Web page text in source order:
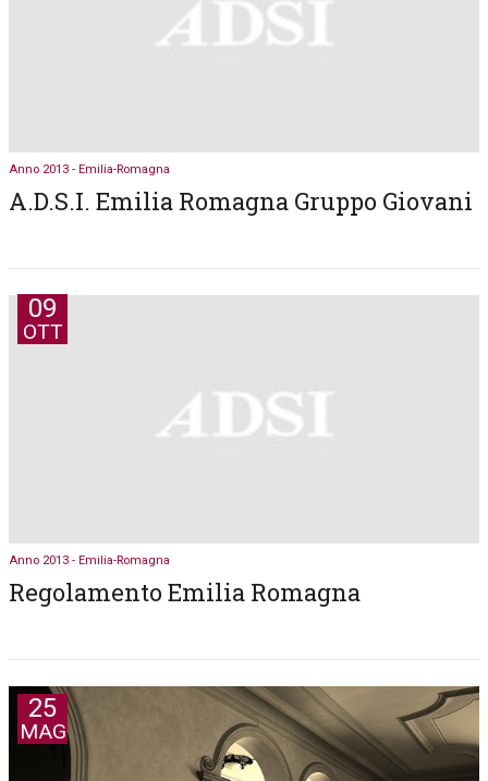
Anno 2013 - Emilia-Romagna
A.D.S.I. Emilia Romagna Gruppo Giovani
09
OTT
Anno 2013 - Emilia-Romagna
Regolamento Emilia Romagna
25
MAG